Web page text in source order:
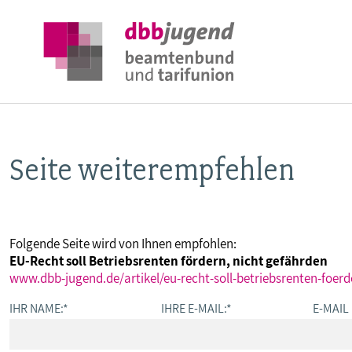
ÜBER DIE DBB JUGEND
AUSBILDUNGSINFORMATIONEN
Seite weiterempfehlen
Folgende Seite wird von Ihnen empfohlen:
EU-Recht soll Betriebsrenten fördern, nicht gefährden
www.dbb-jugend.de/artikel/eu-recht-soll-betriebsrenten-
IHR NAME:* IHRE E-MAIL:* E-MAIL